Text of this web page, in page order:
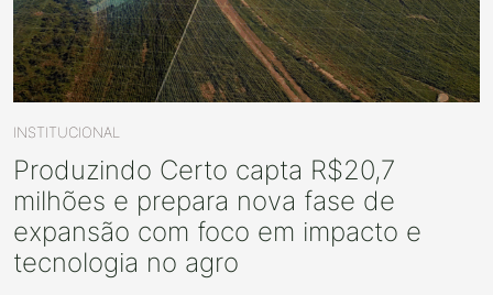
INSTITUCIONAL
Produzindo Certo capta R$20,7
milhões e prepara nova fase de
expansão com foco em impacto e
tecnologia no agro